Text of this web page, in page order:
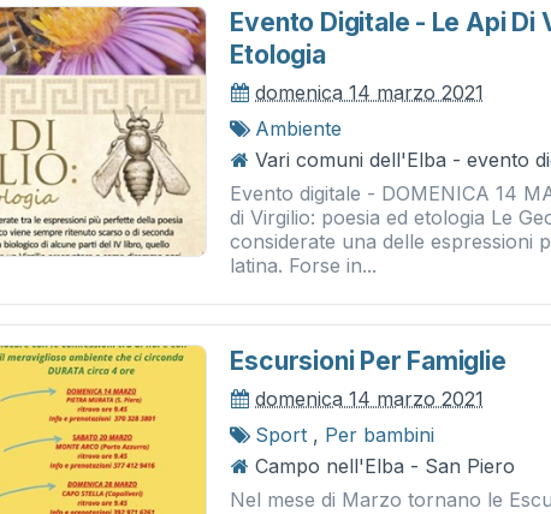
Evento Digitale - Le Api Di
Etologia
domenica 14 marzo 2021
Ambiente
Vari comuni dell'Elba - evento
Evento digitale - DOMENICA 14
di Virgilio: poesia ed etologia Le
considerate una delle espressioni
latina. Forse in...
Escursioni Per Famiglie
domenica 14 marzo 2021
Sport , Per bambini
Campo nell'Elba - San Piero
Nel mese di Marzo tornano le